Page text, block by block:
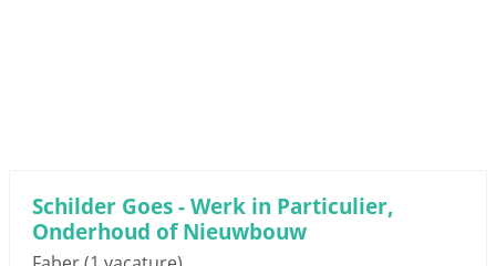
Schilder Goes - Werk in Particulier,
Onderhoud of Nieuwbouw